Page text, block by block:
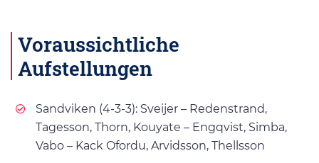
Voraussichtliche
Aufstellungen
Sandviken (4-3-3): Sveijer – Redenstrand,
Tagesson, Thorn, Kouyate – Engqvist, Simba,
Vabo – Kack Ofordu, Arvidsson, Thellsson